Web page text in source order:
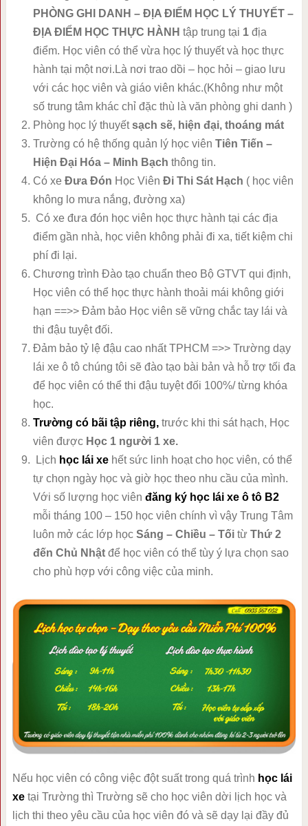
PHÒNG GHI DANH – ĐỊA ĐIỂM HỌC LÝ THUYẾT –
ĐỊA ĐIỂM HỌC THỰC HÀNH tập trung tại 1địa
điểm. Học viên có thể vừa học lý thuyết và học thực
hành tại một nơi.Là nơi trao dồi – học hỏi – giao lưu
với các học viên và giáo viên khác.(Không như một
số trung tâm khác chỉ đặc thù là văn phòng ghi danh )
Phòng học lý thuyếtsạch sẽ, hiện đại, thoáng mát
Trường có hệ thống quản lý học viên Tiên Tiến –
Hiện Đại Hóa – Minh Bạch thông tin.
Có xe Đưa Đón Học Viên Đi Thi Sát Hạch ( học viên
không lo mưa nắng, đường xa)
Có xe đưa đón học viên học thực hành tại các địa
điểm gần nhà, học viên không phải đi xa, tiết kiệm chi
phí đi lại.
Chương trình Đào tạo chuẩn theo Bộ GTVT qui định,
Học viên có thể học thực hành thoải mái không giới
hạn ==>> Đảm bảo Học viên sẽ vững chắc tay lái và
thi đậu tuyệt đối.
Đảm bảo tỷ lệ đậu cao nhất TPHCM =>> Trường dạy
lái xe ô tô chúng tôi sẽ đào tạo bài bản và hỗ trợ tối đa
để học viên có thể thi đậu tuyệt đối 100%/ từng khóa
học.
Trường có bãi tập riêng,trước khi thi sát hạch, Học
viên được Học 1 người 1 xe.
Lịch học lái xehết sức linh hoạt cho học viên, có thể
tự chọn ngày học và giờ học theo nhu cầu của mình.
Với số lượng học viên đăng ký học lái xe ô tô B2
mỗi tháng 100 – 150 học viên chính vì vậy Trung Tâm
luôn mở các lớp học Sáng – Chiều – Tốitừ Thứ 2
đến Chủ Nhậtđể học viên có thể tùy ý lựa chọn sao
cho phù hợp với công việc của minh.
Nếu học viên có công việc đột suất trong quá trình học lái
xetại Trường thì Trường sẽ cho học viên dời lịch học và
lịch thi theo yêu cầu của học viên đó và sẽ dạy lại đầy đủ